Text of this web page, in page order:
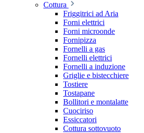
Cottura
Friggitrici ad Aria
Forni elettrici
Forni microonde
Fornipizza
Fornelli a gas
Fornelli elettrici
Fornelli a induzione
Griglie e bistecchiere
Tostiere
Tostapane
Bollitori e montalatte
Cuociriso
Essiccatori
Cottura sottovuoto